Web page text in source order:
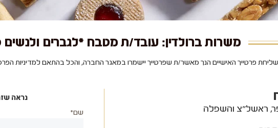
משרות ברולדין: עובד/ת מטבח *לגברים
פרטייך האישיים הנך מאשר/ת שפרטייך יישמרו במאגר החברה, והכל בהתאם למדיניות
ראשל"צ והשפלה
נראה
שם*